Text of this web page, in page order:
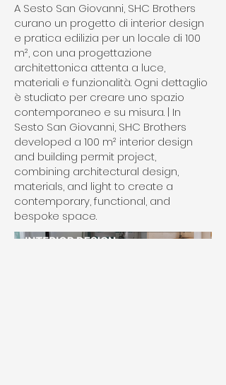
A Sesto San Giovanni, SHC Brothers
curano un progetto di interior design
e pratica edilizia per un locale di 100
m², con una progettazione
architettonica attenta a luce,
materiali e funzionalità. Ogni dettaglio
è studiato per creare uno spazio
contemporaneo e su misura. | In
Sesto San Giovanni, SHC Brothers
developed a 100 m² interior design
and building permit project,
combining architectural design,
materials, and light to create a
contemporary, functional, and
bespoke space.